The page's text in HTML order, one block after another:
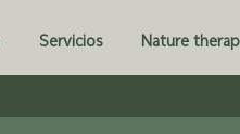
Servicios Nature